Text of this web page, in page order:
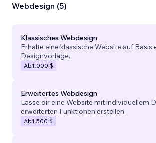
Webdesign (5)
Klassisches Webdesign
Erhalte eine klassische Website auf Basis
Designvorlage.
Ab1.000 $
Erweitertes Webdesign
Lasse dir eine Website mit individuellem
erweiterten Funktionen erstellen.
Ab1.500 $